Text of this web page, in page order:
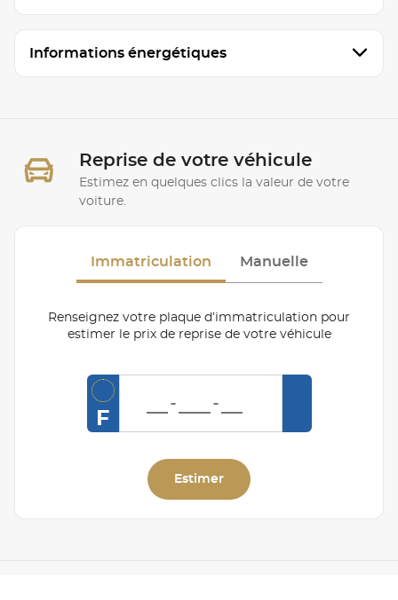
Informations énergétiques
Reprise de votre véhicule
Estimez en quelques clics la valeur de votre
voiture.
Immatriculation Manuelle
Renseignez votre plaque d’immatriculation pour
estimer le prix de reprise de votre véhicule
F
Estimer